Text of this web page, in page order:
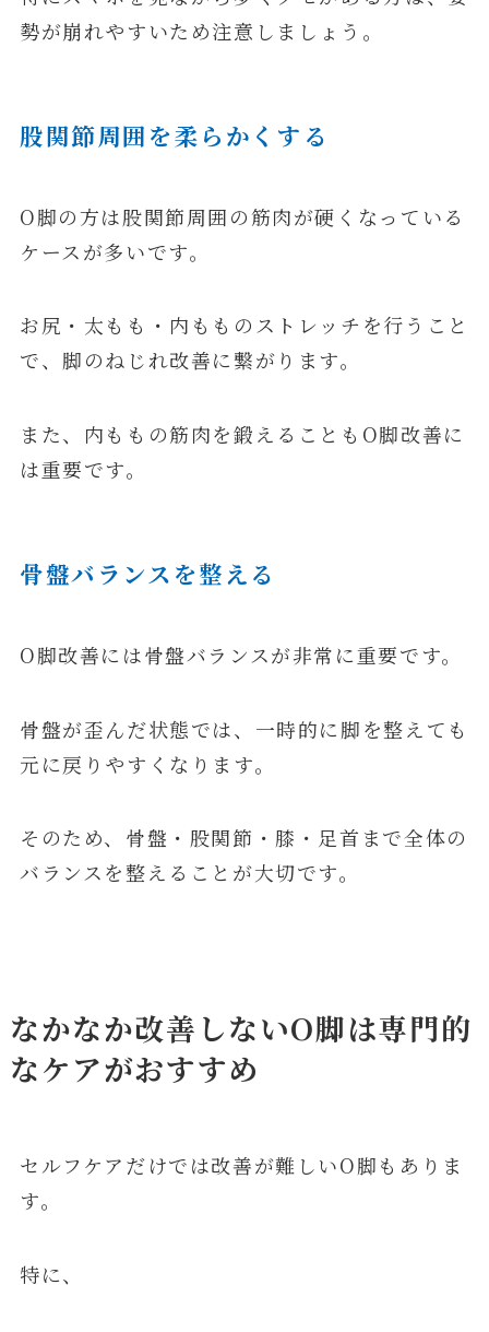
勢が崩れやすいため注意しましょう。
股関節周囲を柔らかくする
O脚の方は股関節周囲の筋肉が硬くなっている
ケースが多いです。
お尻・太もも・内もものストレッチを行うこと
で、脚のねじれ改善に繋がります。
また、内ももの筋肉を鍛えることもO脚改善に
は重要です。
骨盤バランスを整える
O脚改善には骨盤バランスが非常に重要です。
骨盤が歪んだ状態では、一時的に脚を整えても
元に戻りやすくなります。
そのため、骨盤・股関節・膝・足首まで全体の
バランスを整えることが大切です。
なかなか改善しないO脚は専門的
なケアがおすすめ
セルフケアだけでは改善が難しいO脚もありま
す。
特に、